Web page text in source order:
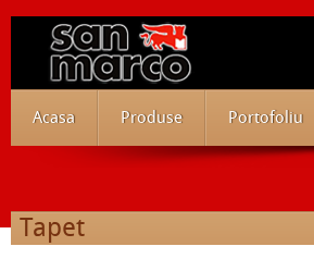
Acasa Produse Portofoliu
Tapet